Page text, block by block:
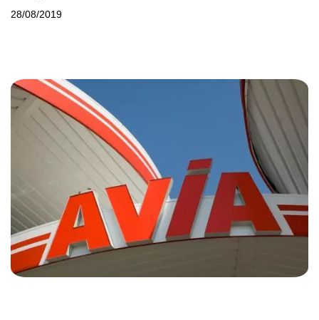
28/08/2019